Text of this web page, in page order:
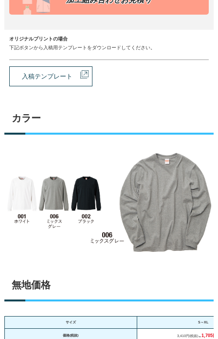
オリジナルプリントの場合
下記ボタンから入稿用テンプレートをダウンロードしてください。
入稿テンプレート
カラー
無地価格
サイズ S～XL
価格(税抜) 3,410円(税抜)→ 1,705円